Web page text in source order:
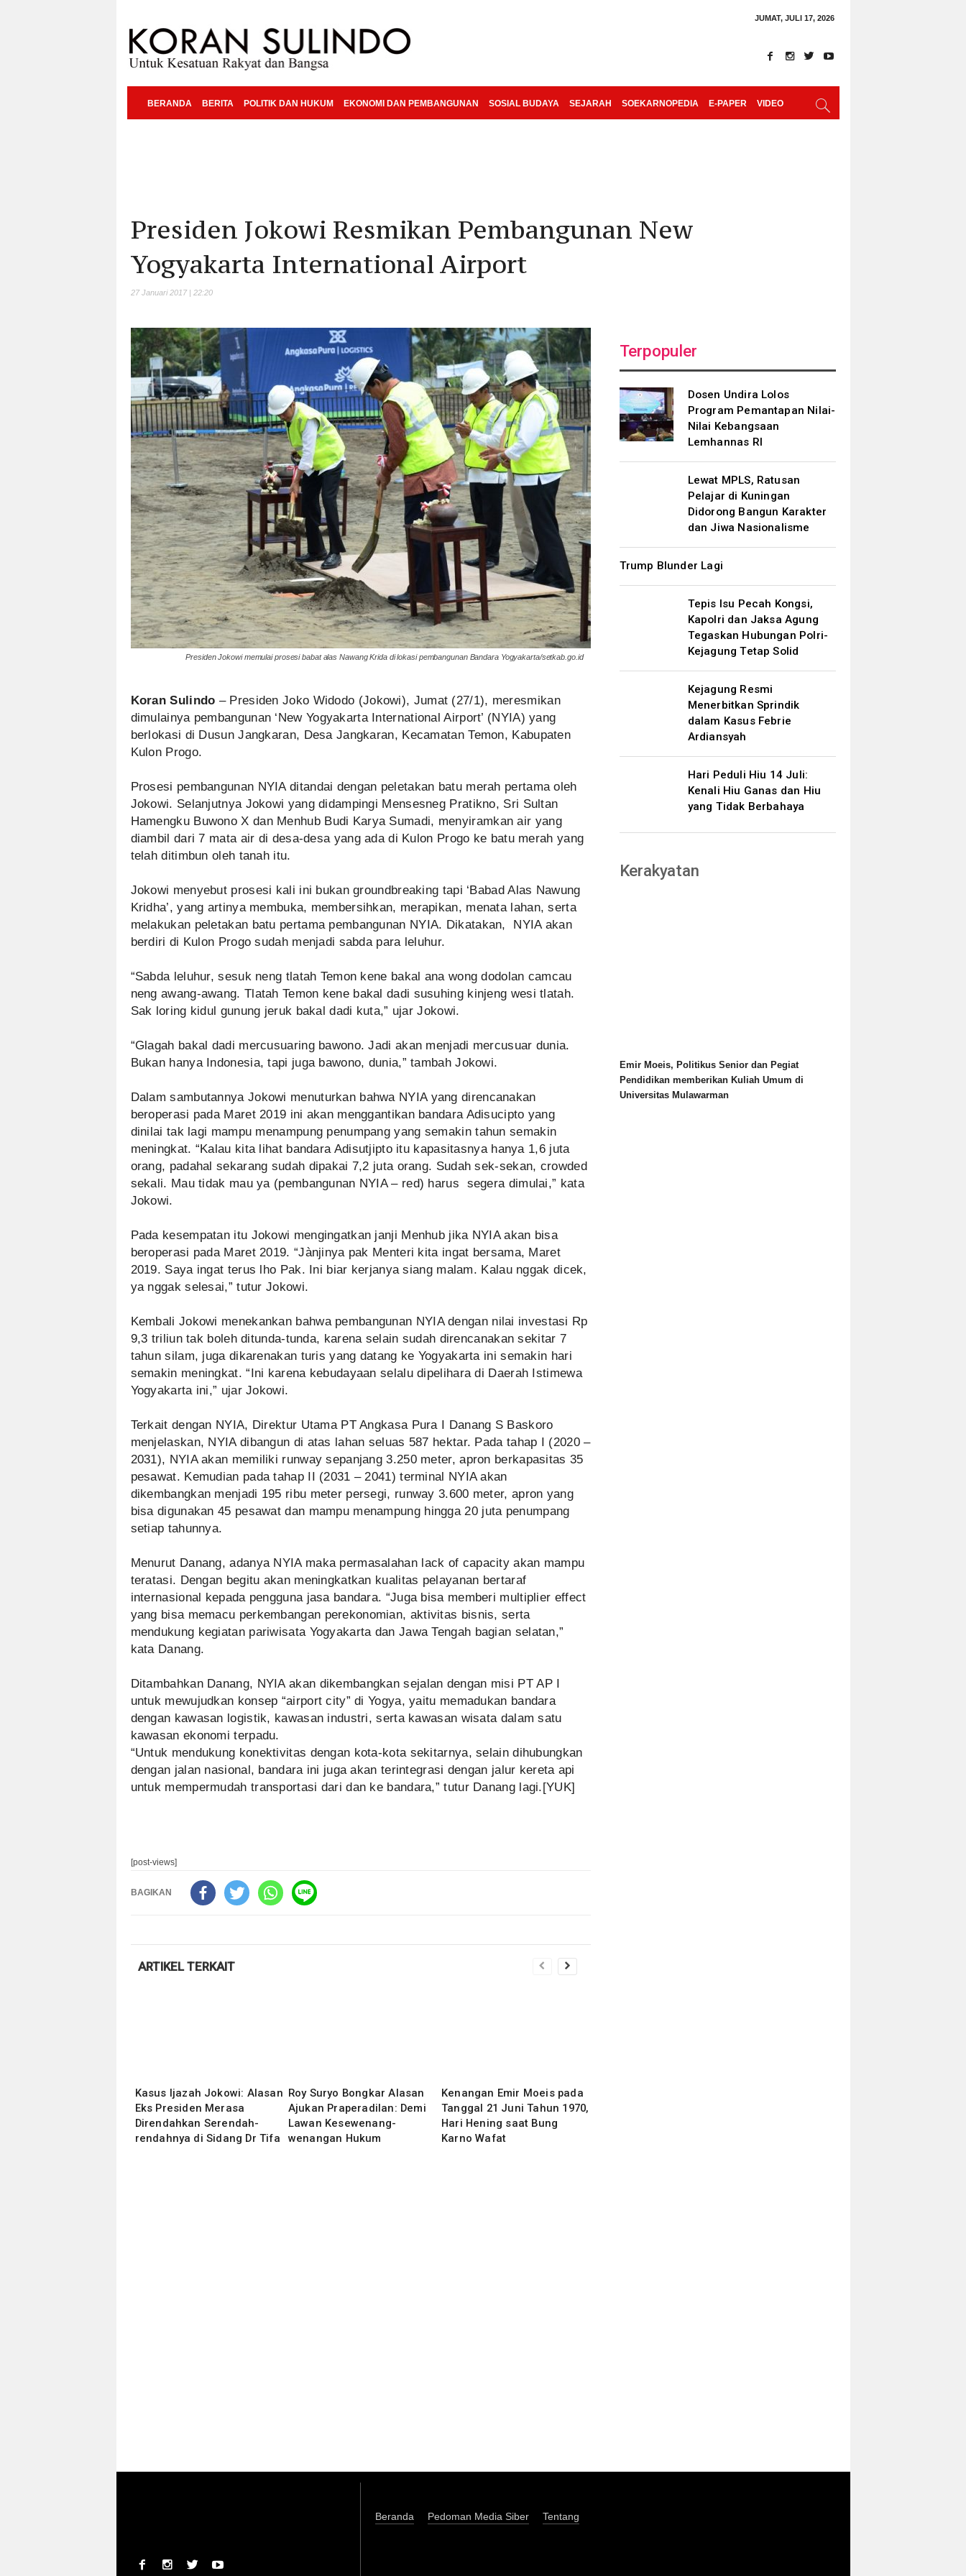
JUMAT, JULI 17, 2026
BERANDA BERITA POLITIK DAN HUKUM EKONOMI DAN PEMBANGUNAN SOSIAL BUDAYA SEJARAH SOEKARNOPEDIA E-PAPER VIDEO
Presiden Jokowi Resmikan Pembangunan New
Yogyakarta International Airport
27 Januari 2017 | 22:20
Presiden Jokowi memulai prosesi babat alas Nawang Krida di lokasi pembangunan Bandara Yogyakarta/setkab.go.id
Koran Sulindo – Presiden Joko Widodo (Jokowi), Jumat (27/1), meresmikan
dimulainya pembangunan ‘New Yogyakarta International Airport’ (NYIA) yang
berlokasi di Dusun Jangkaran, Desa Jangkaran, Kecamatan Temon, Kabupaten
Kulon Progo.
Prosesi pembangunan NYIA ditandai dengan peletakan batu merah pertama oleh
Jokowi. Selanjutnya Jokowi yang didampingi Mensesneg Pratikno, Sri Sultan
Hamengku Buwono X dan Menhub Budi Karya Sumadi, menyiramkan air yang
diambil dari 7 mata air di desa-desa yang ada di Kulon Progo ke batu merah yang
telah ditimbun oleh tanah itu.
Jokowi menyebut prosesi kali ini bukan groundbreaking tapi ‘Babad Alas Nawung
Kridha’, yang artinya membuka, membersihkan, merapikan, menata lahan, serta
melakukan peletakan batu pertama pembangunan NYIA. Dikatakan, NYIA akan
berdiri di Kulon Progo sudah menjadi sabda para leluhur.
“Sabda leluhur, sesuk neng tlatah Temon kene bakal ana wong dodolan camcau
neng awang-awang. Tlatah Temon kene bakal dadi susuhing kinjeng wesi tlatah.
Sak loring kidul gunung jeruk bakal dadi kuta,” ujar Jokowi.
“Glagah bakal dadi mercusuaring bawono. Jadi akan menjadi mercusuar dunia.
Bukan hanya Indonesia, tapi juga bawono, dunia,” tambah Jokowi.
Dalam sambutannya Jokowi menuturkan bahwa NYIA yang direncanakan
beroperasi pada Maret 2019 ini akan menggantikan bandara Adisucipto yang
dinilai tak lagi mampu menampung penumpang yang semakin tahun semakin
meningkat. “Kalau kita lihat bandara Adisutjipto itu kapasitasnya hanya 1,6 juta
orang, padahal sekarang sudah dipakai 7,2 juta orang. Sudah sek-sekan, crowded
sekali. Mau tidak mau ya (pembangunan NYIA – red) harus segera dimulai,” kata
Jokowi.
Pada kesempatan itu Jokowi mengingatkan janji Menhub jika NYIA akan bisa
beroperasi pada Maret 2019. “Jànjinya pak Menteri kita ingat bersama, Maret
2019. Saya ingat terus lho Pak. Ini biar kerjanya siang malam. Kalau nggak dicek,
ya nggak selesai,” tutur Jokowi.
Kembali Jokowi menekankan bahwa pembangunan NYIA dengan nilai investasi Rp
9,3 triliun tak boleh ditunda-tunda, karena selain sudah direncanakan sekitar 7
tahun silam, juga dikarenakan turis yang datang ke Yogyakarta ini semakin hari
semakin meningkat. “Ini karena kebudayaan selalu dipelihara di Daerah Istimewa
Yogyakarta ini,” ujar Jokowi.
Terkait dengan NYIA, Direktur Utama PT Angkasa Pura I Danang S Baskoro
menjelaskan, NYIA dibangun di atas lahan seluas 587 hektar. Pada tahap I (2020 –
2031), NYIA akan memiliki runway sepanjang 3.250 meter, apron berkapasitas 35
pesawat. Kemudian pada tahap II (2031 – 2041) terminal NYIA akan
dikembangkan menjadi 195 ribu meter persegi, runway 3.600 meter, apron yang
bisa digunakan 45 pesawat dan mampu menampung hingga 20 juta penumpang
setiap tahunnya.
Menurut Danang, adanya NYIA maka permasalahan lack of capacity akan mampu
teratasi. Dengan begitu akan meningkatkan kualitas pelayanan bertaraf
internasional kepada pengguna jasa bandara. “Juga bisa memberi multiplier effect
yang bisa memacu perkembangan perekonomian, aktivitas bisnis, serta
mendukung kegiatan pariwisata Yogyakarta dan Jawa Tengah bagian selatan,”
kata Danang.
Ditambahkan Danang, NYIA akan dikembangkan sejalan dengan misi PT AP I
untuk mewujudkan konsep “airport city” di Yogya, yaitu memadukan bandara
dengan kawasan logistik, kawasan industri, serta kawasan wisata dalam satu
kawasan ekonomi terpadu.
“Untuk mendukung konektivitas dengan kota-kota sekitarnya, selain dihubungkan
dengan jalan nasional, bandara ini juga akan terintegrasi dengan jalur kereta api
untuk mempermudah transportasi dari dan ke bandara,” tutur Danang lagi.[YUK]
[post-views]
BAGIKAN
ARTIKEL TERKAIT
Kasus Ijazah Jokowi: Alasan
Eks Presiden Merasa
Direndahkan Serendah-
rendahnya di Sidang Dr Tifa
Roy Suryo Bongkar Alasan
Ajukan Praperadilan: Demi
Lawan Kesewenang-
wenangan Hukum
Kenangan Emir Moeis pada
Tanggal 21 Juni Tahun 1970,
Hari Hening saat Bung
Karno Wafat
Terpopuler
Dosen Undira Lolos
Program Pemantapan Nilai-
Nilai Kebangsaan
Lemhannas RI
Lewat MPLS, Ratusan
Pelajar di Kuningan
Didorong Bangun Karakter
dan Jiwa Nasionalisme
Trump Blunder Lagi
Tepis Isu Pecah Kongsi,
Kapolri dan Jaksa Agung
Tegaskan Hubungan Polri-
Kejagung Tetap Solid
Kejagung Resmi
Menerbitkan Sprindik
dalam Kasus Febrie
Ardiansyah
Hari Peduli Hiu 14 Juli:
Kenali Hiu Ganas dan Hiu
yang Tidak Berbahaya
Kerakyatan
Emir Moeis, Politikus Senior dan Pegiat
Pendidikan memberikan Kuliah Umum di
Universitas Mulawarman
Beranda Pedoman Media Siber Tentang